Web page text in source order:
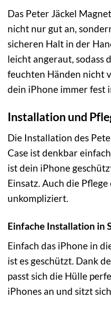
Das Peter Jäckel
nicht nur gut an,
sicheren Halt in der
leicht angeraut, sodass
feuchten Händen nicht
dein iPhone immer fest
Installation und
Die Installation des
Case ist denkbar
ist dein iPhone
Einsatz. Auch die
unkompliziert.
Einfache Installation in
Einfach das iPhone in
ist es geschützt. Dank
passt sich die Hülle
iPhones an und sitzt